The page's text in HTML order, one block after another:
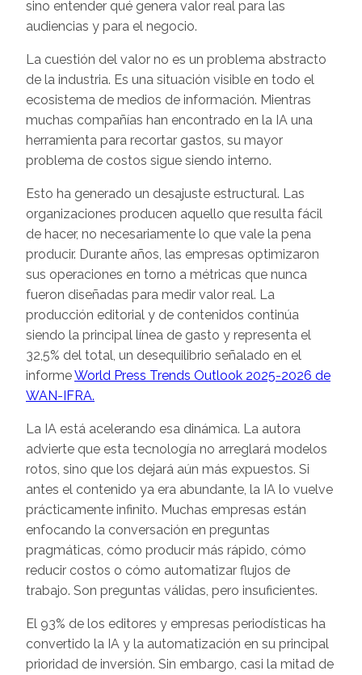
sino entender qué genera valor real para las
audiencias y para el negocio.
La cuestión del valor no es un problema abstracto
de la industria. Es una situación visible en todo el
ecosistema de medios de información. Mientras
muchas compañías han encontrado en la IA una
herramienta para recortar gastos, su mayor
problema de costos sigue siendo interno.
Esto ha generado un desajuste estructural. Las
organizaciones producen aquello que resulta fácil
de hacer, no necesariamente lo que vale la pena
producir. Durante años, las empresas optimizaron
sus operaciones en torno a métricas que nunca
fueron diseñadas para medir valor real. La
producción editorial y de contenidos continúa
siendo la principal línea de gasto y representa el
32,5% del total, un desequilibrio señalado en el
informeWorld Press Trends Outlook 2025-2026 de
WAN-IFRA.
La IA está acelerando esa dinámica. La autora
advierte que esta tecnología no arreglará modelos
rotos, sino que los dejará aún más expuestos. Si
antes el contenido ya era abundante, la IA lo vuelve
prácticamente infinito. Muchas empresas están
enfocando la conversación en preguntas
pragmáticas, cómo producir más rápido, cómo
reducir costos o cómo automatizar flujos de
trabajo. Son preguntas válidas, pero insuficientes.
El 93% de los editores y empresas periodísticas ha
convertido la IA y la automatización en su principal
prioridad de inversión. Sin embargo, casi la mitad de